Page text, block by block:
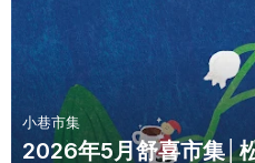
小巷市集
2026年5月舒喜市集│